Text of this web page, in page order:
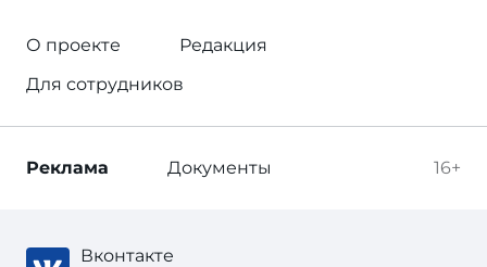
О проекте
Редакция
Для сотрудников
16+
Реклама Документы
Вконтакте